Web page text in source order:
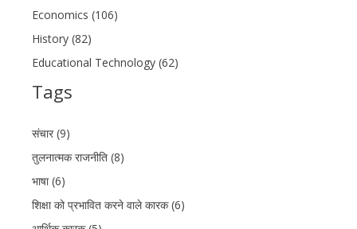
Economics (106)
History (82)
Educational Technology (62)
Tags
संचार (9)
तुलनात्मक राजनीति (8)
भाषा (6)
शिक्षा को प्रभावित करने वाले कारक (6)